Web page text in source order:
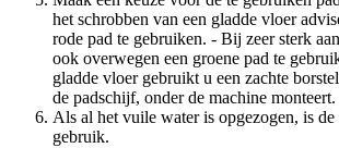
het schrobben van een gladde vloer
rode pad te gebruiken. - Bij zeer sterk
ook overwegen een groene pad te
gladde vloer gebruikt u een zachte
de padschijf, onder de machine monteert.
Als al het vuile water is opgezogen, is
gebruik.